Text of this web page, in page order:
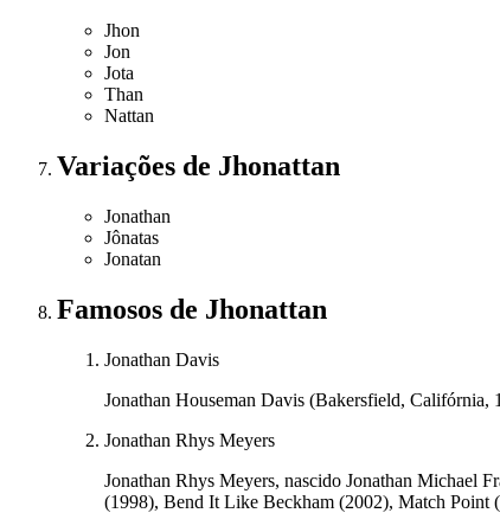
Jhon
Jon
Jota
Than
Nattan
Variações de Jhonattan
Jonathan
Jônatas
Jonatan
Famosos de Jhonattan
Jonathan Davis
Jonathan Houseman Davis (Bakersfield, Califórnia,
Jonathan Rhys Meyers
Jonathan Rhys Meyers, nascido Jonathan Michael
(1998), Bend It Like Beckham (2002), Match Point